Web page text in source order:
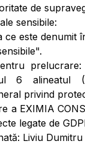
de
sensibile:
ce este denumit
6
privind
a EXIMIA
legate de
Liviu Dumitru